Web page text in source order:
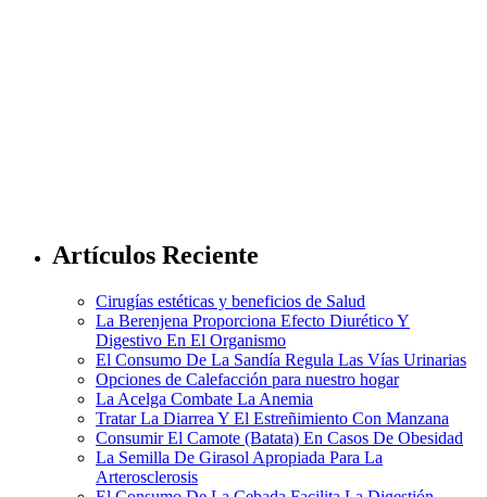
Artículos Reciente
Cirugías estéticas y beneficios de Salud
La Berenjena Proporciona Efecto Diurético Y
Digestivo En El Organismo
El Consumo De La Sandía Regula Las Vías Urinarias
Opciones de Calefacción para nuestro hogar
La Acelga Combate La Anemia
Tratar La Diarrea Y El Estreñimiento Con Manzana
Consumir El Camote (Batata) En Casos De Obesidad
La Semilla De Girasol Apropiada Para La
Arterosclerosis